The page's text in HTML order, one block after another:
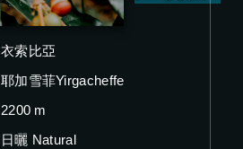
衣索比亞
耶加雪菲Yirgacheffe
2200 m
日曬 Natural